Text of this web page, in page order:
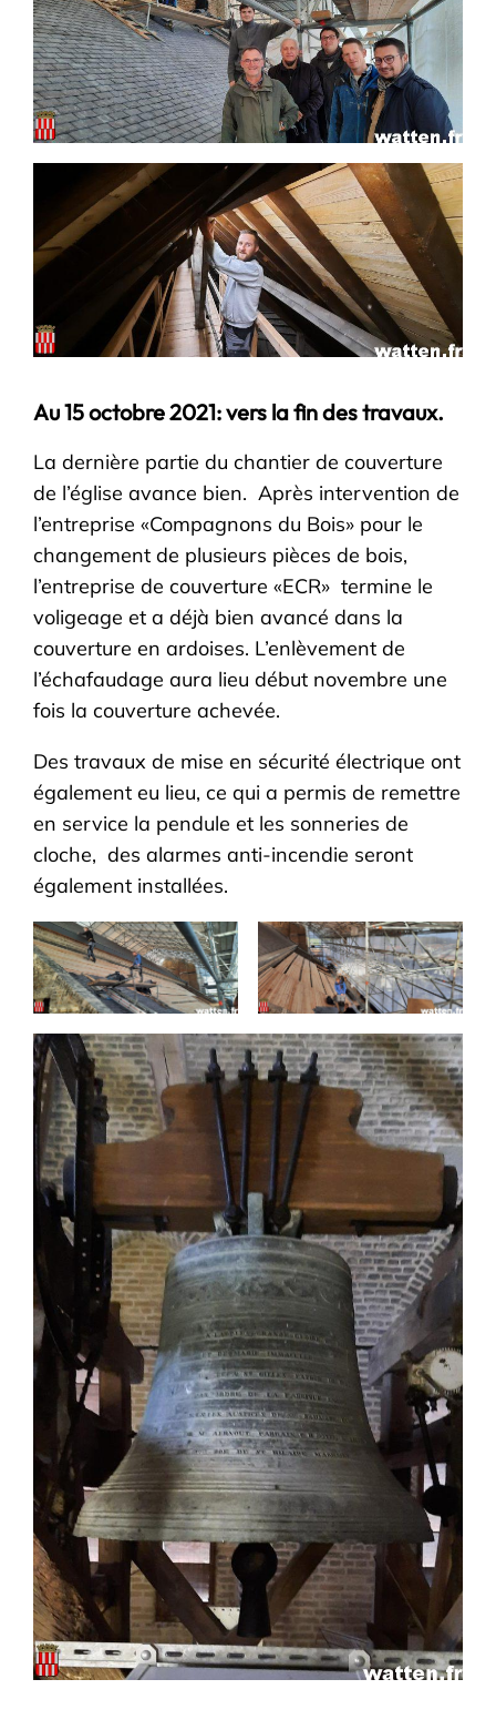
Au 15 octobre 2021: vers la fin des travaux.
La dernière partie du chantier de couverture
de l’église avance bien. Après intervention de
l’entreprise «Compagnons du Bois» pour le
changement de plusieurs pièces de bois,
l’entreprise de couverture «ECR» termine le
voligeage et a déjà bien avancé dans la
couverture en ardoises. L’enlèvement de
l’échafaudage aura lieu début novembre une
fois la couverture achevée.
Des travaux de mise en sécurité électrique ont
également eu lieu, ce qui a permis de remettre
en service la pendule et les sonneries de
cloche, des alarmes anti-incendie seront
également installées.